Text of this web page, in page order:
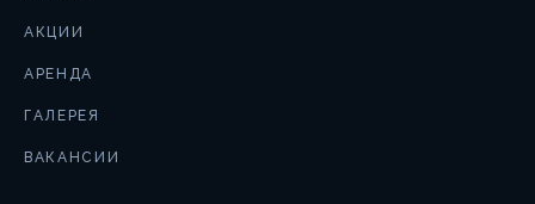
АКЦИИ
АРЕНДА
ГАЛЕРЕЯ
ВАКАНСИИ